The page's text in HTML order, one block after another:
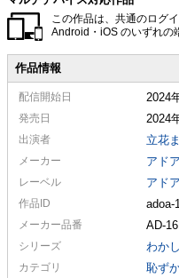
この作品は、共通のログ
Android・iOS のいずれの
作品情報
配信開始日 2024
発売日 2024
出演者 立花
メーカー アドア
レーベル アドア
作品ID adoa-
メーカー品番 AD-
シリーズ わか
カテゴリ 恥ず